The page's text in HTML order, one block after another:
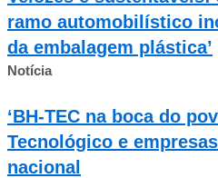
ramo automobilístico
da embalagem plástica’
Notícia
‘BH-TEC na boca do
Tecnológico e
nacional